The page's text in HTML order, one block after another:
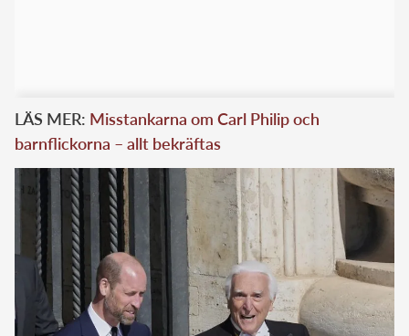
LÄS MER: Misstankarna om Carl Philip och
barnflickorna – allt bekräftas